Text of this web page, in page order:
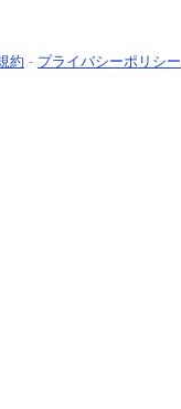
約 - プライバシーポリシー